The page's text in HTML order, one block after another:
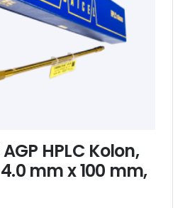
HPLC Kolon,
mm x 100 mm,